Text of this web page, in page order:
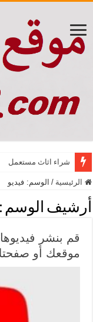
شراء اثاث مستعمل
الرئيسية / الوسم:فيديو
أرشيف الوسم :
قم بنشر
موقعك أو